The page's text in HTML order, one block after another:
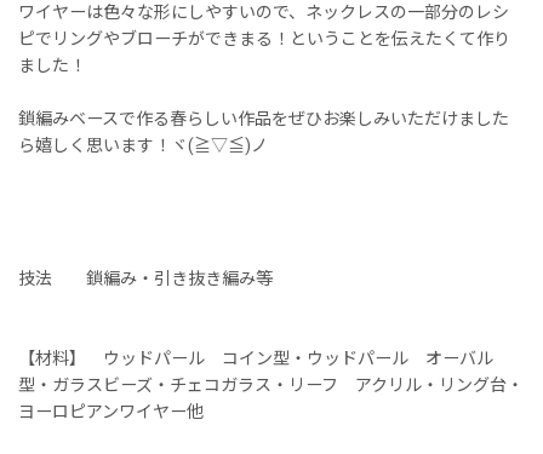
ワイヤーは色々な形にしやすいので、ネックレスの一部分のレシ
ピでリングやブローチができまる！ということを伝えたくて作り
ました！
鎖編みベースで作る春らしい作品をぜひお楽しみいただけました
ら嬉しく思います！ヾ(≧▽≦)ノ
技法 鎖編み・引き抜き編み等
【材料】 ウッドパール コイン型・ウッドパール オーバル
型・ガラスビーズ・チェコガラス・リーフ アクリル・リング台・
ヨーロピアンワイヤー他